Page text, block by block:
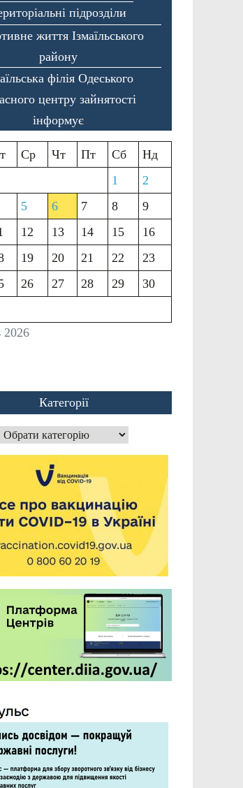
підрозділи
життя Ізмаїльського
району
філія Одеського
центру зайнятості
інформує
2026
Ср Чт Пт Сб
Нд
1
2
5 6 7 8
9
12 13 14 15
16
19 20 21 22
23
26 27 28 29
30
Категорії
Категорії